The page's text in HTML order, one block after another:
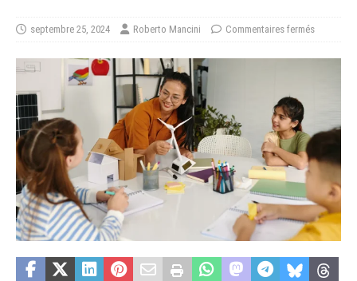
septembre 25, 2024 Roberto Mancini Commentaires fermés